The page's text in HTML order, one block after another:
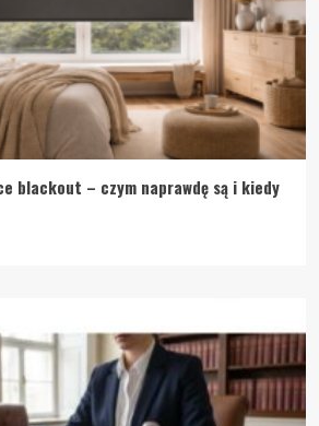
blackout – czym naprawdę są i kiedy